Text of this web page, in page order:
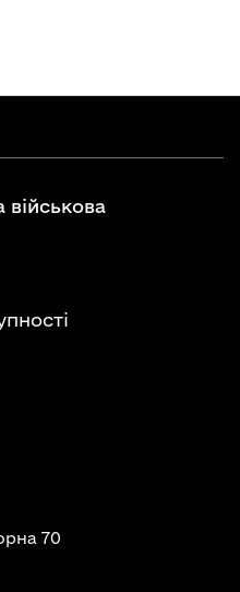
військова
70